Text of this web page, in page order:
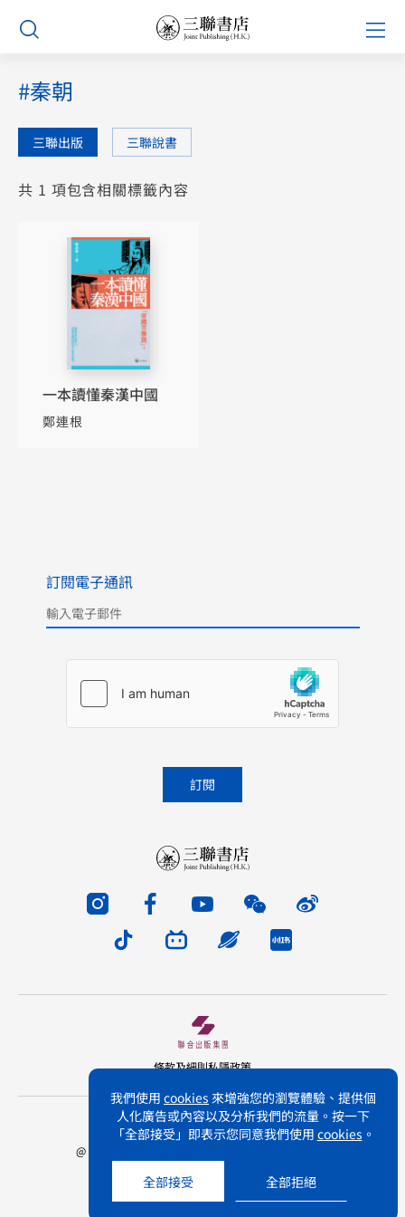
我們使用 cookies 來增強您的瀏覽體驗、提供個
人化廣告或內容以及分析我們的流量。按一下
「全部接受」即表示您同意我們使用 cookies 。
全部接受 全部拒絕
Skip
content
#秦朝
三聯出版 三聯說書
共 1 項包含相關標籤內容
一本讀懂秦漢中國
鄭連根
訂閱電子通訊
版權所有 不得轉載 三聯書店(香港)有限公司
@ Joint Publishing (Hong Kong) Company Limited.
All rights reserved.
條款及細則私隱政策